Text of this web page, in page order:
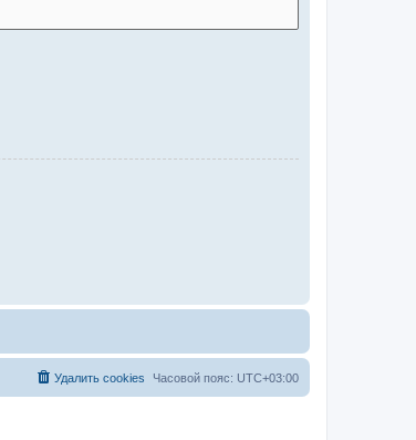
Часовой пояс: UTC+03:00
Удалить cookies